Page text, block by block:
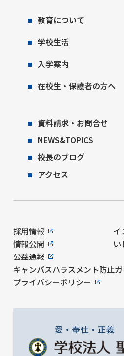
教育について
学校生活
入学案内
在校生・保護者の方へ
資料請求・お問合せ
NEWS&TOPICS
校長のブログ
アクセス
採用情報
イ
情報公開
い
公益通報
キャンパスハラスメント防止
プライバシーポリシー